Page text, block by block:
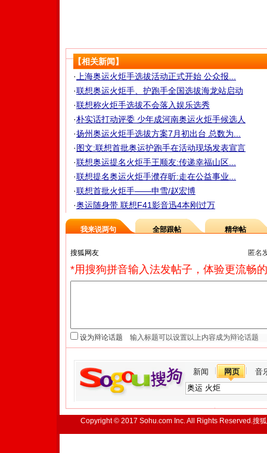
【相关新闻】
· 上海奥运火炬手选拔活动正式开始 公众报...
·联想奥运火炬手、护跑手全国选拔海龙站启动
·联想称火炬手选拔不会落入娱乐选秀
·朴实话打动评委 少年成河南奥运火炬手候选人
·扬州奥运火炬手选拔方案7月初出台 总数为...
·图文:联想首批奥运护跑手在活动现场发表宣言
·联想奥运提名火炬手王顺友:传递幸福山区...
·联想提名奥运火炬手濮存昕:走在公益事业...
·联想首批火炬手——申雪/赵宏博
·奥运随身带 联想F41影音迅4本刚过万
我来说两句 全部跟帖 精华帖
匿名
*用搜狗拼音输入法发帖子，体验更流畅
设为辩论话题
新闻 网页 音
Copyright © 2017 Sohu.com Inc. All Rights Reserved.搜